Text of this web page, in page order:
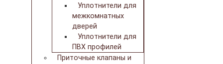
Уплотнители для
межкомнатных
дверей
Уплотнители для
ПВХ профилей
Приточные клапаны и